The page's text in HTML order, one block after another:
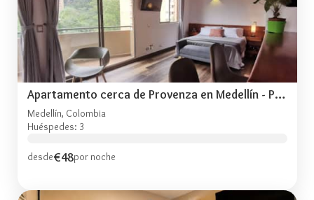
Apartamento cerca de Provenza en Medellín - PRO903
Medellín, Colombia
Huéspedes: 3
desde€48por noche